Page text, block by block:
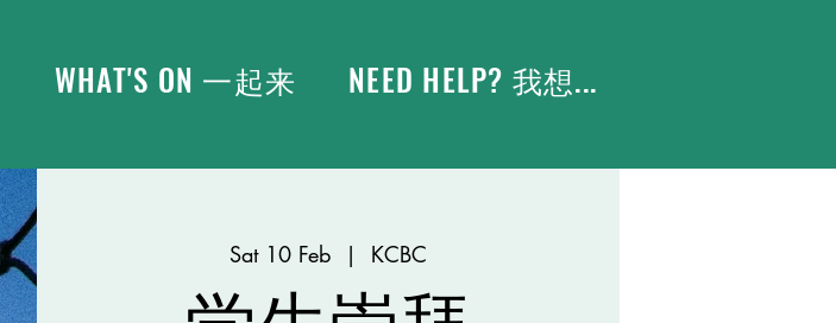
WHAT'S ON 一起来 NEED HELP? 我想...
Sat 10 Feb
  |
KCBC